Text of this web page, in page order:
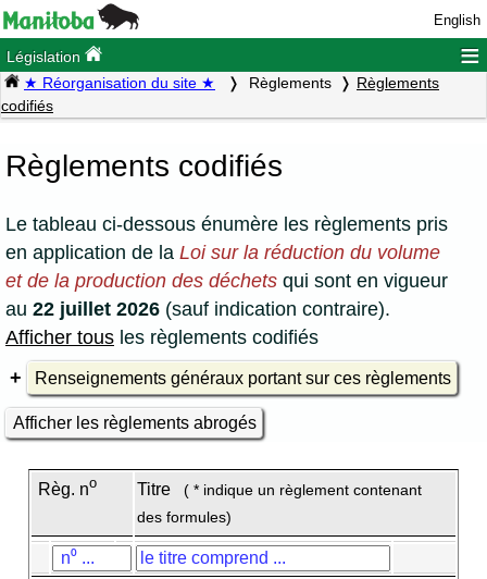
English
Législation ≡
★ Réorganisation du site ★ Règlements
Règlements
codifiés
Règlements codifiés
Le tableau ci-dessous énumère les règlements pris
en application de la Loi sur la réduction du volume
et de la production des déchets qui sont en vigueur
au 22 juillet 2026 (sauf indication contraire).
Afficher tous les règlements codifiés
Renseignements généraux portant sur ces règlements
Afficher les règlements abrogés
Règ. no Titre
( * indique un règlement contenant
des formules)